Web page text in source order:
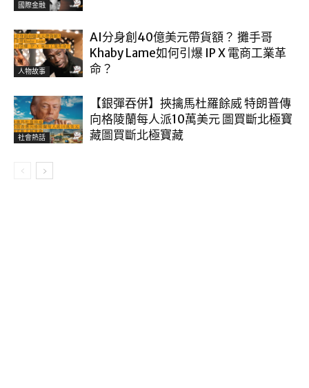
國際金融
人物故事
AI分身創40億美元帶貨額？ 攤手哥
Khaby Lame如何引爆 IP X 電商工業革
命？
社會熱話
【銀彈吞併】挾擒馬杜羅餘威 特朗普傳
向格陵蘭每人派10萬美元 圖買斷北極寶
藏圖買斷北極寶藏